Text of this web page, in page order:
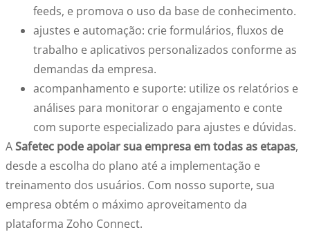
feeds, e promova o uso da base de conhecimento.
ajustes e automação: crie formulários, fluxos de
trabalho e aplicativos personalizados conforme as
demandas da empresa.
acompanhamento e suporte: utilize os relatórios e
análises para monitorar o engajamento e conte
com suporte especializado para ajustes e dúvidas.
ASafetec pode apoiar sua empresa em todas as etapas,
desde a escolha do plano até a implementação e
treinamento dos usuários. Com nosso suporte, sua
empresa obtém o máximo aproveitamento da
plataforma Zoho Connect.